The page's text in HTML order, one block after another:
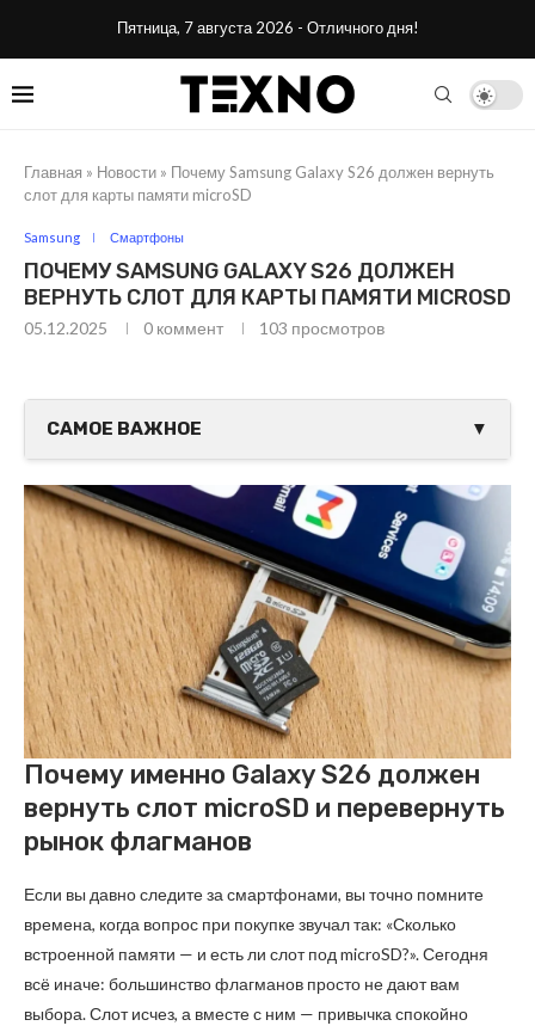
Пятница, 7 августа 2026 - Отличного дня!
Главная » Новости » Почему Samsung Galaxy S26 должен вернуть
слот для карты памяти microSD
Samsung Смартфоны
ПОЧЕМУ SAMSUNG GALAXY S26 ДОЛЖЕН
ВЕРНУТЬ СЛОТ ДЛЯ КАРТЫ ПАМЯТИ MICROSD
05.12.2025 0 коммент 103 просмотров
САМОЕ ВАЖНОЕ ▼
Почему именно Galaxy S26 должен
вернуть слот microSD и перевернуть
рынок флагманов
Если вы давно следите за смартфонами, вы точно помните
времена, когда вопрос при покупке звучал так: «Сколько
встроенной памяти — и есть ли слот под microSD?». Сегодня
всё иначе: большинство флагманов просто не дают вам
выбора. Слот исчез, а вместе с ним — привычка спокойно